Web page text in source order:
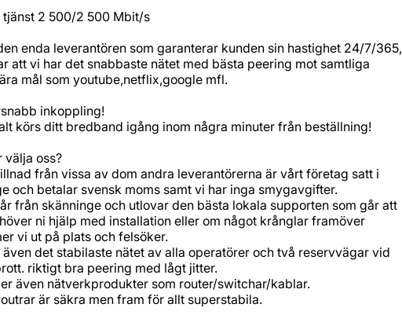
tjänst 2 500/2 500 Mbit/s
enda leverantören som garanterar kunden sin hastighet 24/7/365,
att vi har det snabbaste nätet med bästa peering mot samtliga
mål som youtube,netflix,google mfl.
inkoppling!
körs ditt bredband igång inom några minuter från beställning!
välja oss?
från vissa av dom andra leverantörerna är vårt företag satt i
och betalar svensk moms samt vi har inga smygavgifter.
från skänninge och utlovar den bästa lokala supporten som går att
ni hjälp med installation eller om något krånglar framöver
vi ut på plats och felsöker.
även det stabilaste nätet av alla operatörer och två reservvägar vid
riktigt bra peering med lågt jitter.
även nätverkprodukter som router/switchar/kablar.
är säkra men fram för allt superstabila.